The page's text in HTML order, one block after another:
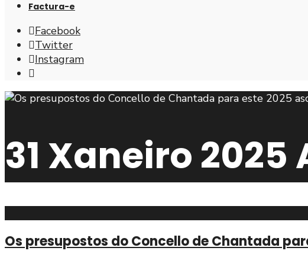
Factura-e
Facebook
Twitter
Instagram
de
31 Xaneiro 2025
Os presupostos do Concello de Chantada